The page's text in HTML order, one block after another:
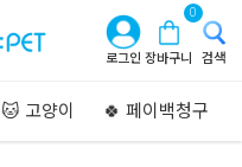
로그인 장바구니
0
검색
🐱 고양이 🍀 페이백청구